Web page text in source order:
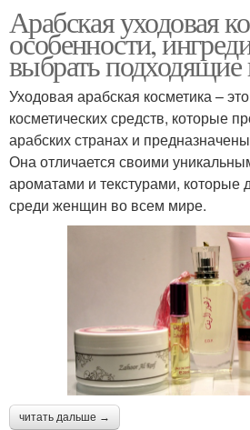
Арабская уходовая
особенности,
выбрать
Уходовая арабская косметика –
косметических средств, которые
арабских странах и
Она отличается своими
ароматами и текстурами, которые
среди женщин во всем мире.
читать дальше →